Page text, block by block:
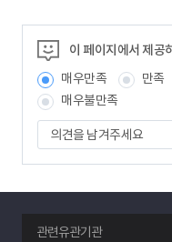
이 페이지에서 제공
매우만족
만족
매우불만족
의
견
을
겨
주
세
관련유관기관